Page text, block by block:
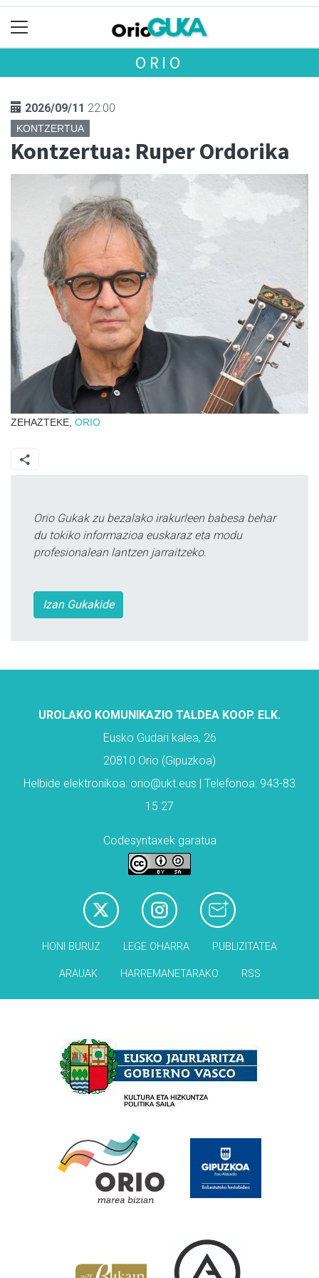
ORIO
2026/09/11 22:00
KONTZERTUA
Kontzertua: Ruper Ordorika
ZEHAZTEKE, ORIO
Orio Gukak zu bezalako irakurleen babesa behar
du tokiko informazioa euskaraz eta modu
profesionalean lantzen jarraitzeko.
Izan Gukakide
UROLAKO KOMUNIKAZIO TALDEA KOOP. ELK.
Eusko Gudari kalea, 26
20810 Orio (Gipuzkoa)
Helbide elektronikoa: orio@ukt.eus | Telefonoa: 943-83
15 27
Codesyntaxek garatua
HONI BURUZ LEGE OHARRA PUBLIZITATEA
ARAUAK HARREMANETARAKO RSS